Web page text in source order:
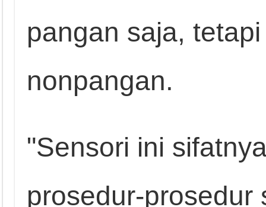
pangan saja,
nonpangan.
"Sensori ini
prosedur-prosedur